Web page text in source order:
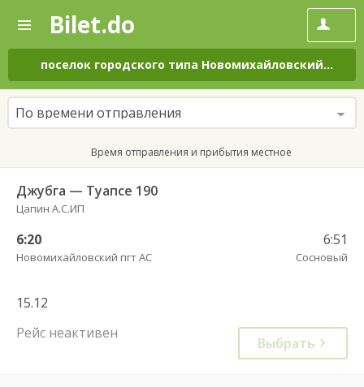
—
Поиск
и
покупка
билетов
на
автобус
онлайн
Bilet.do
поселок городского типа Новомихайловский
–
По времени отправления
Время отправления и прибытия местное
Джубга — Туапсе 190
Цапин А.С.ИП
6:20
Новомихайловский пгт АС
6:51
Сосновый
15.12
Рейс неактивен
Выбрать